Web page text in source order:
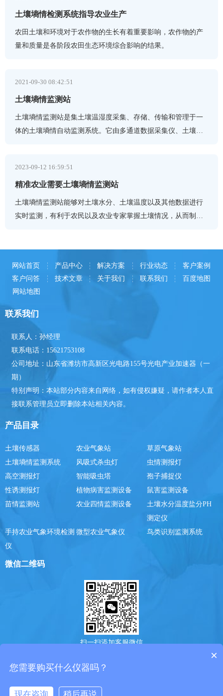
土壤墒情检测系统指导农业生产
农田土壤和环境对于农作物的生长有着重要影响，农作物的产
量和质量是各阶段农田生态环境综合影响的结果。
2021-09-30 08:42:51
土壤墒情监测站
土壤墒情监测站是集土壤温湿度采集、存储、传输和管理于一
体的土壤墒情自动监测系统。它由多通道数据采集仪、土壤水
2023-09-12 16:59:51
精准农业需要土壤墒情监测站
土壤墒情监测站能够对土壤水分、土壤温度以及其他数据进行
实时监测，有利于农民以及农业专家掌握土壤情况，从而制定
有可能影响农作物生长。这时，农民或者农业专家可采取适当
措施提高土壤通透性，促进作物生长。
网站首页 产品中心 解决方案 行业动态
客户案例
客户问答
技术文章 关于我们 联系我们
百度地图
网站地图
联系我们
联系人：孙经理
联系电话：15621753108
公司地址：山东省潍坊市高新区光电路155号光电产业加速器（一
期）
特别声明：本站部分内容来自网络，如有侵权嫌疑，请作者本人直
接联系管理员立即删除本站相关内容。
产品目录
土壤传感器 农业气象站
草原气象站
土壤墒情监测系统
风吸式杀虫灯
虫情测报灯
高空测报灯
智能吸虫塔
孢子捕捉仪
性诱测报灯
植物病害监测设备
鼠害监测设备
苗情监测站
农业四情监测设备
土壤水分温度盐分PH
测定仪
手持农业气象环境检测
仪
微型农业气象仪 鸟类识别监测系统
微信二维码
扫一扫添加客服微信
Copyright @ 2025-2030山东风途物联网科技有限公司版权所有. ICP备案号：
×
您需要购买什么仪器吗？
现在咨询 稍后再说